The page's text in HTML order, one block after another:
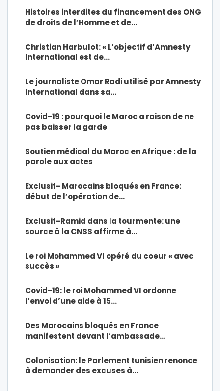
Histoires interdites du financement des ONG
de droits de l’Homme et de…
Christian Harbulot: « L’objectif d’Amnesty
International est de…
Le journaliste Omar Radi utilisé par Amnesty
International dans sa…
Covid-19 : pourquoi le Maroc a raison de ne
pas baisser la garde
Soutien médical du Maroc en Afrique : de la
parole aux actes
Exclusif- Marocains bloqués en France:
début de l’opération de…
Exclusif-Ramid dans la tourmente: une
source à la CNSS affirme à…
Le roi Mohammed VI opéré du coeur « avec
succès »
Covid-19: le roi Mohammed VI ordonne
l’envoi d’une aide à 15…
Des Marocains bloqués en France
manifestent devant l’ambassade…
Colonisation: le Parlement tunisien renonce
à demander des excuses à…